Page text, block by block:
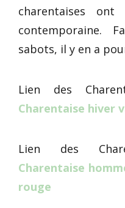
charentaises
contemporaine.
sabots, il y en a
Lien des
Charentaise hiver
Lien des
Charentaise
rouge